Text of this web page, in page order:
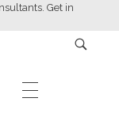
Get in